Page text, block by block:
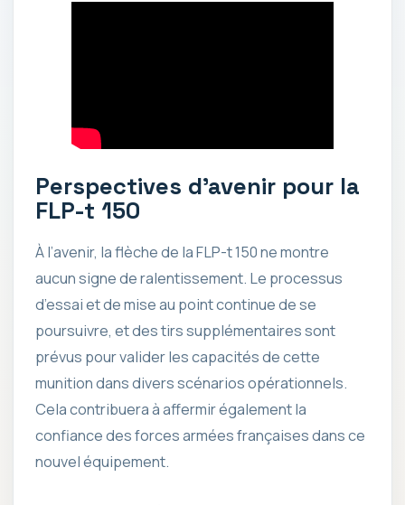
Perspectives d’avenir pour la
FLP-t 150
À l’avenir, la flèche de la FLP-t 150 ne montre
aucun signe de ralentissement. Le processus
d’essai et de mise au point continue de se
poursuivre, et des tirs supplémentaires sont
prévus pour valider les capacités de cette
munition dans divers scénarios opérationnels.
Cela contribuera à affermir également la
confiance des forces armées françaises dans ce
nouvel équipement.